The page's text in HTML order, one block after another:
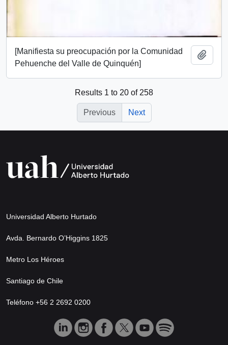
[Manifiesta su preocupación por la Comunidad
Pehuenche del Valle de Quinquén]
Results 1 to 20 of 258
Previous Next
Universidad Alberto Hurtado
Avda. Bernardo O’Higgins 1825
Metro Los Héroes
Santiago de Chile
Teléfono +56 2 2692 0200